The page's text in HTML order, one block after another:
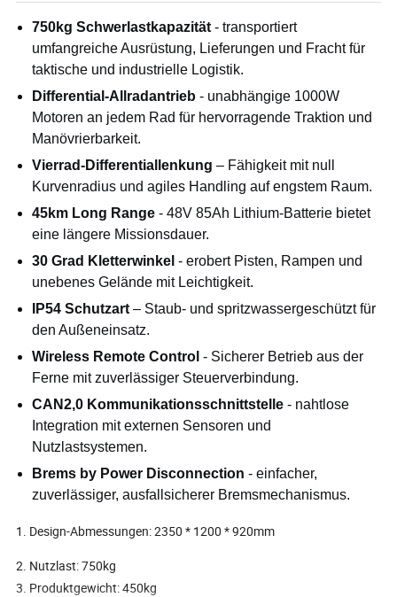
750kg Schwerlastkapazität - transportiert
umfangreiche Ausrüstung, Lieferungen und Fracht für
taktische und industrielle Logistik.
Differential-Allradantrieb - unabhängige 1000W
Motoren an jedem Rad für hervorragende Traktion und
Manövrierbarkeit.
Vierrad-Differentiallenkung – Fähigkeit mit null
Kurvenradius und agiles Handling auf engstem Raum.
45km Long Range - 48V 85Ah Lithium-Batterie bietet
eine längere Missionsdauer.
30 Grad Kletterwinkel - erobert Pisten, Rampen und
unebenes Gelände mit Leichtigkeit.
IP54 Schutzart – Staub- und spritzwassergeschützt für
den Außeneinsatz.
Wireless Remote Control - Sicherer Betrieb aus der
Ferne mit zuverlässiger Steuerverbindung.
CAN2,0 Kommunikationsschnittstelle - nahtlose
Integration mit externen Sensoren und
Nutzlastsystemen.
Brems by Power Disconnection - einfacher,
zuverlässiger, ausfallsicherer Bremsmechanismus.
1. Design-Abmessungen: 2350 * 1200 * 920mm
2. Nutzlast: 750kg
3. Produktgewicht: 450kg